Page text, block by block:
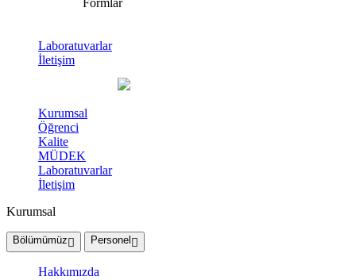
Formlar
Laboratuvarlar
İletişim
Kurumsal
Öğrenci
Kalite
MÜDEK
Laboratuvarlar
İletişim
Kurumsal
Bölümümüz Personel
Hakkımızda